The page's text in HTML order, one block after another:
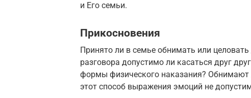
и Его семьи.
Прикосновения
Принято ли в семье обнимать или
разговора допустимо ли касаться друг
формы физического наказания? Обнимают
этот способ выражения эмоций не